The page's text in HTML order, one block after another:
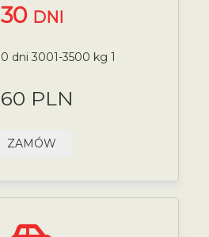
30 DNI
dni 3001-3500 kg 1
PLN
ZAMÓW